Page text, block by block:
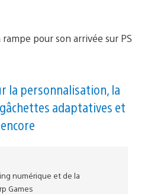
la personnalisation, la
adaptatives et
numérique et de la
Games